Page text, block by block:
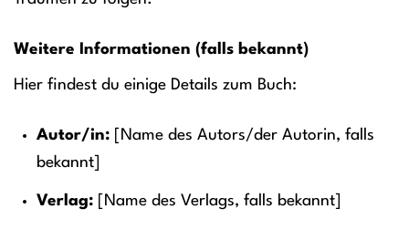
Weitere Informationen (falls bekannt)
Hier findest du einige Details zum Buch:
Autor/in:[Name des Autors/der Autorin, falls
bekannt]
Verlag:[Name des Verlags, falls bekannt]